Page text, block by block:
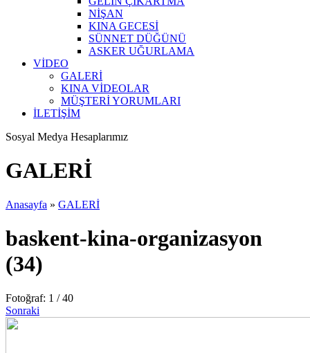
NİŞAN
KINA GECESİ
SÜNNET DÜĞÜNÜ
ASKER UĞURLAMA
VİDEO
GALERİ
KINA VİDEOLAR
MÜŞTERİ YORUMLARI
İLETİŞİM
Sosyal Medya Hesaplarımız
GALERİ
Anasayfa » GALERİ
baskent-kina-organizasyon
(34)
Fotoğraf: 1 / 40
Sonraki